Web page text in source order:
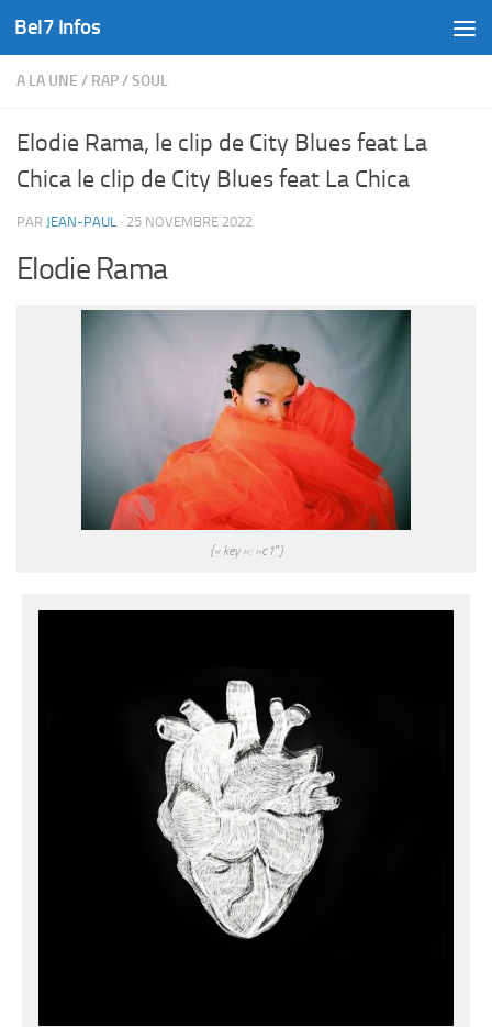
Skip to content
Bel7 Infos
A LA UNE / RAP/SOUL
Elodie Rama, le clip de City Blues feat La
Chica le clip de City Blues feat La Chica
PAR JEAN-PAUL · 25 NOVEMBRE 2022
Elodie Rama
{« key »: »c1″}